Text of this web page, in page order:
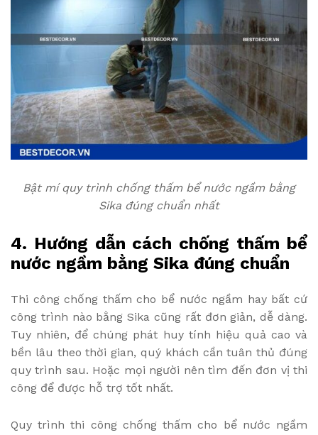
Bật mí quy trình chống thấm bể nước ngầm bằng
Sika đúng chuẩn nhất
4. Hướng dẫn cách chống thấm bể
nước ngầm bằng Sika đúng chuẩn
Thi công chống thấm cho bể nước ngầm hay bất cứ
công trình nào bằng Sika cũng rất đơn giản, dễ dàng.
Tuy nhiên, để chúng phát huy tính hiệu quả cao và
bền lâu theo thời gian, quý khách cần tuân thủ đúng
quy trình sau. Hoặc mọi người nên tìm đến đơn vị thi
công để được hỗ trợ tốt nhất.
Quy trình thi công chống thấm cho bể nước ngầm